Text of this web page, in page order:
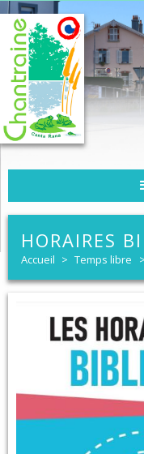
HORAIRES
Accueil > Temps libre >